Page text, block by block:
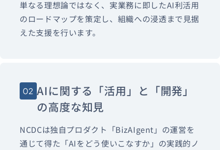
単なる理想論ではなく、実業務に即したAI利活用
のロードマップを策定し、組織への浸透まで見据
えた支援を行います。
02 AIに関する「活用」と「開発」
の高度な知見
NCDCは独自プロダクト「BizAIgent」の運営を
通じて得た「AIをどう使いこなすか」の実践的ノ